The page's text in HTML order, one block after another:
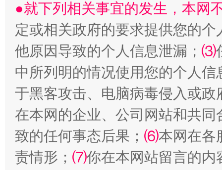
受贿1.44亿！段成刚被判无期 从幼
全民健身五年计划来了！等你上场
●就下列相关事宜的发生，本网
定或相关政府的要求提供您的个
他原因导致的个人信息泄漏； ⑶
中所列明的情况使用您的个人
于黑客攻击、电脑病毒侵入或
在本网的企业、公司网站和共
致的任何事态后果； ⑹本网在各
责情形； ⑺你在本网站留言的内